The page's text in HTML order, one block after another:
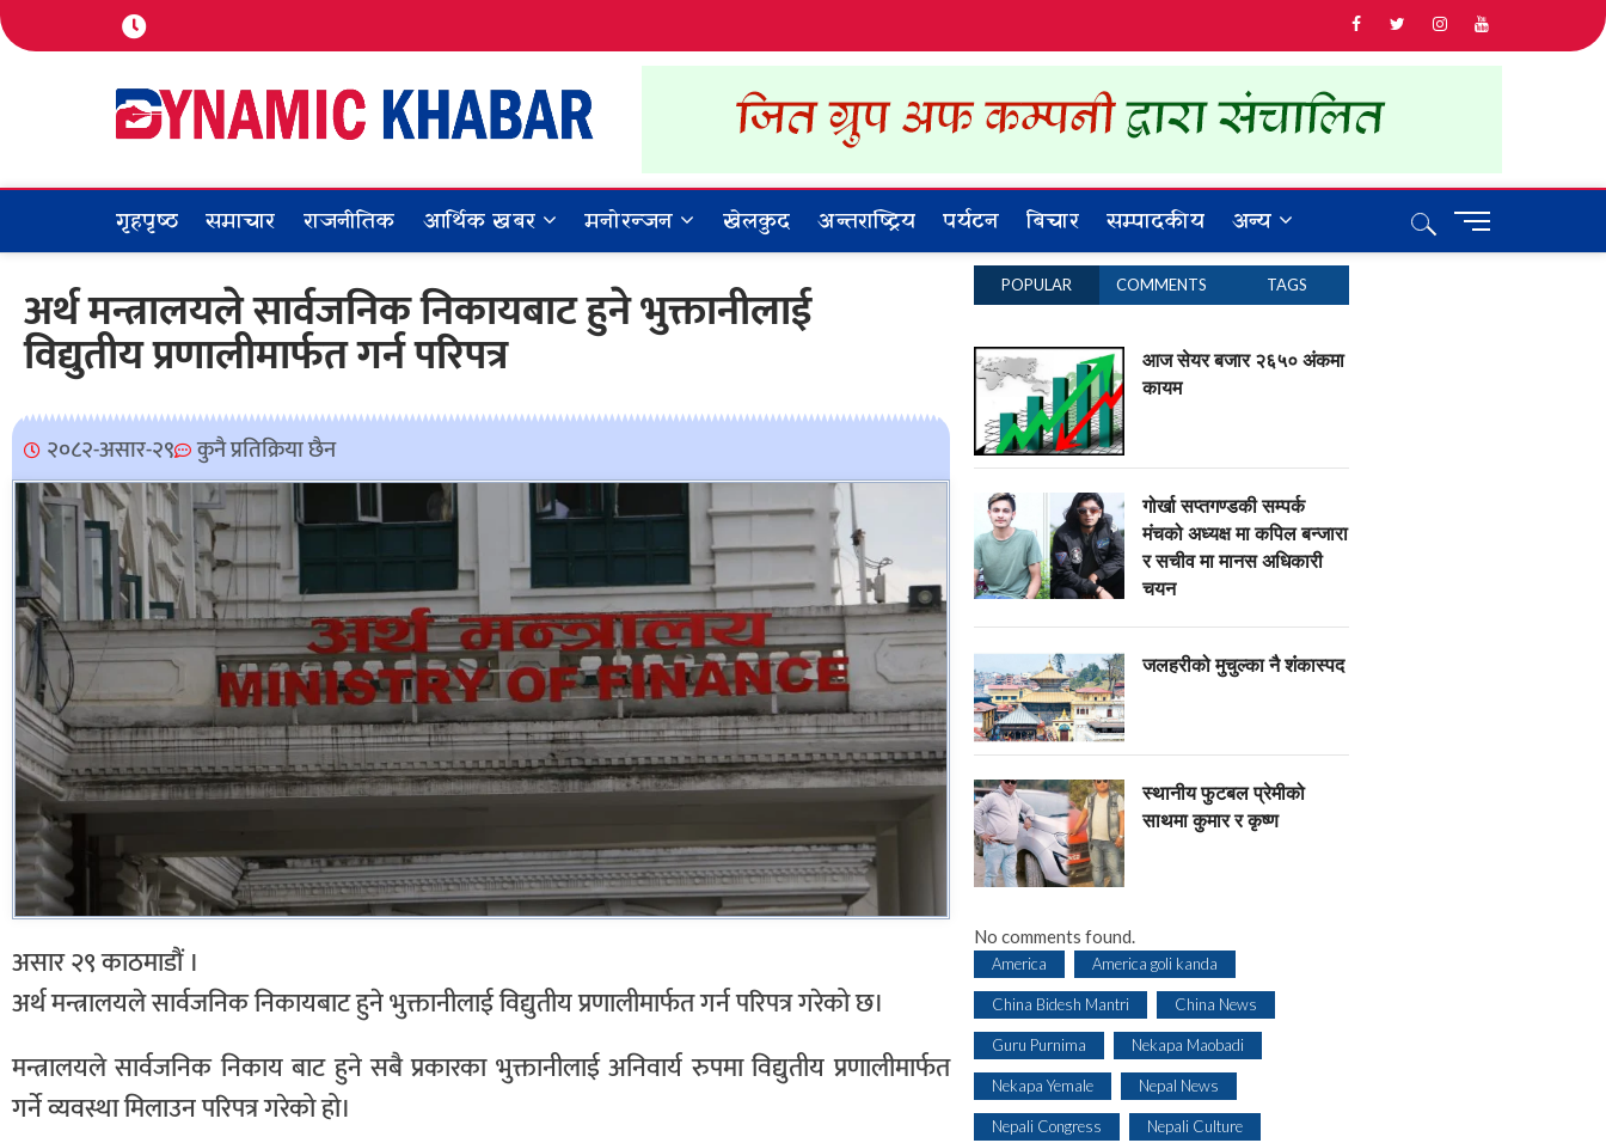
Dynamic Khabar
ALL NEWS IN NEPAL
गृहपृष्ठ समाचार राजनीतिक आर्थिक खबर मनोरन्जन खेलकुद अन्तराष्ट्रिय पर्यटन बिचार सम्पादकीय अन्य
M
अर्थ मन्त्रालयले सार्वजनिक निकायबाट हुने भुक्तानीलाई
विद्युतीय प्रणालीमार्फत गर्न परिपत्र
२०८२-असार-२९ कुनै प्रतिक्रिया छैन
असार २९ काठमाडौं ।
अर्थ मन्त्रालयले सार्वजनिक निकायबाट हुने भुक्तानीलाई विद्युतीय प्रणालीमार्फत गर्न परिपत्र गरेको छ।
मन्त्रालयले सार्वजनिक निकाय बाट हुने सबै प्रकारका भुक्तानीलाई अनिवार्य रुपमा विद्युतीय प्रणालीमार्फत
गर्ने व्यवस्था मिलाउन परिपत्र गरेको हो।
POPULAR COMMENTS TAGS
आज सेयर बजार २६५० अंकमा
कायम
गोर्खा सप्तगण्डकी सम्पर्क
मंचको अध्यक्ष मा कपिल बन्जारा
र सचीव मा मानस अधिकारी
चयन
जलहरीको मुचुल्का नै शंंकास्पद
स्थानीय फुटबल प्रेमीको
साथमा कुमार र कृष्ण
No comments found.
America America goli kanda
China Bidesh Mantri China News
Guru Purnima Nekapa Maobadi
Nekapa Yemale Nepal News
Nepali Congress Nepali Culture